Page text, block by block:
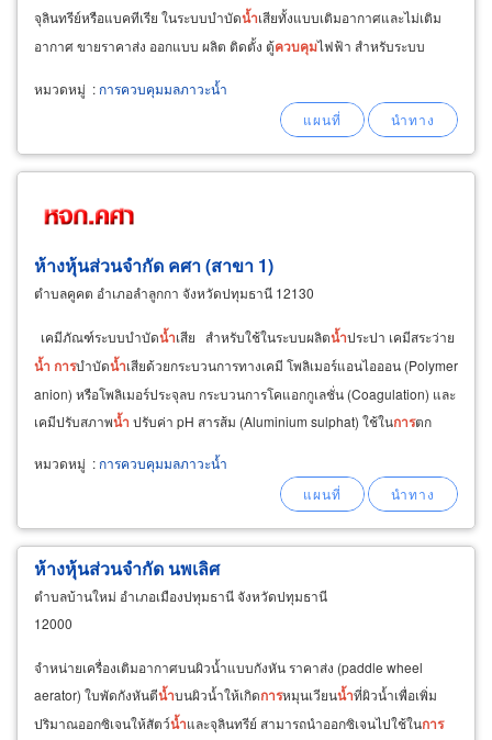
จุลินทรีย์หรือแบคทีเรีย ในระบบบำบัดน้ำเสียทั้งแบบเติมอากาศและไม่เติม
อากาศ ขายราคาส่ง ออกแบบ ผลิต ติดตั้ง ตู้ควบคุมไฟฟ้า สำหรับระบบ
หมวดหมู่ : การควบคุมมลภาวะน้ำ
ห้างหุ้นส่วนจำกัด คศา (สาขา 1)
ตำบลคูคต อำเภอลำลูกกา จังหวัดปทุมธานี 12130
เคมีภัณฑ์ระบบบำบัดน้ำเสีย สำหรับใช้ในระบบผลิตน้ำประปา เคมีสระว่าย
น้ำ การบำบัดน้ำเสียด้วยกระบวนการทางเคมี โพลิเมอร์แอนไอออน (Polymer
anion) หรือโพลิเมอร์ประจุลบ กระบวนการโคแอกกูเลชั่น (Coagulation) และ
เคมีปรับสภาพน้ำ ปรับค่า pH สารส้ม (Aluminium sulphat) ใช้ในการตก
หมวดหมู่ : การควบคุมมลภาวะน้ำ
ห้างหุ้นส่วนจำกัด นพเลิศ
ตำบลบ้านใหม่ อำเภอเมืองปทุมธานี จังหวัดปทุมธานี
12000
จำหน่ายเครื่องเติมอากาศบนผิวน้ำแบบกังหัน ราคาส่ง (paddle wheel
aerator) ใบพัดกังหันตีน้ำบนผิวน้ำให้เกิดการหมุนเวียนน้ำที่ผิวน้ำเพื่อเพิ่ม
ปริมาณออกซิเจนให้สัตว์น้ำและจุลินทรีย์ สามารถนำออกซิเจนไปใช้ในการ